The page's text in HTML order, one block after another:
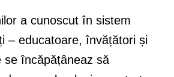
a cunoscut în sistem
– educatoare, învățători și
se încăpățâneaz să